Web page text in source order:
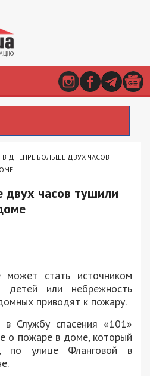
В ДНЕПРЕ БОЛЬШЕ ДВУХ ЧАСОВ
часов тушили
стать источником
детей или небрежность
приводят к пожару.
Службу спасения «101»
о пожаре в доме, который
по улице Фланговой в